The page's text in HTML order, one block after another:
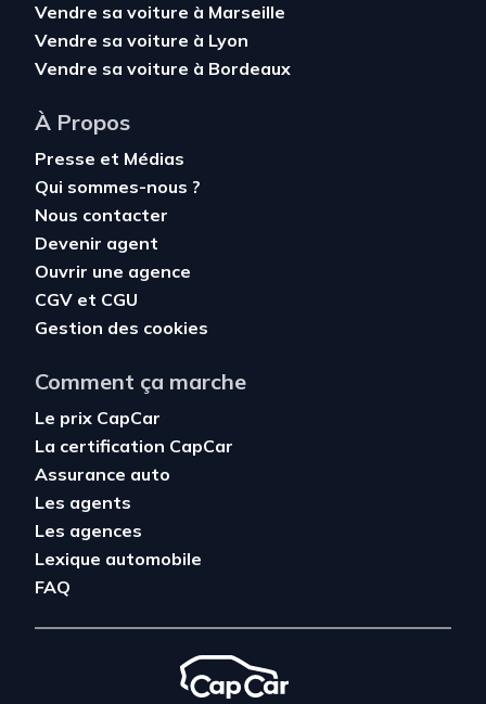
Vendre sa voiture à Marseille
Vendre sa voiture à Lyon
Vendre sa voiture à Bordeaux
À Propos
Presse et Médias
Qui sommes-nous ?
Nous contacter
Devenir agent
Ouvrir une agence
CGV et CGU
Gestion des cookies
Comment ça marche
Le prix CapCar
La certification CapCar
Assurance auto
Les agents
Les agences
Lexique automobile
FAQ